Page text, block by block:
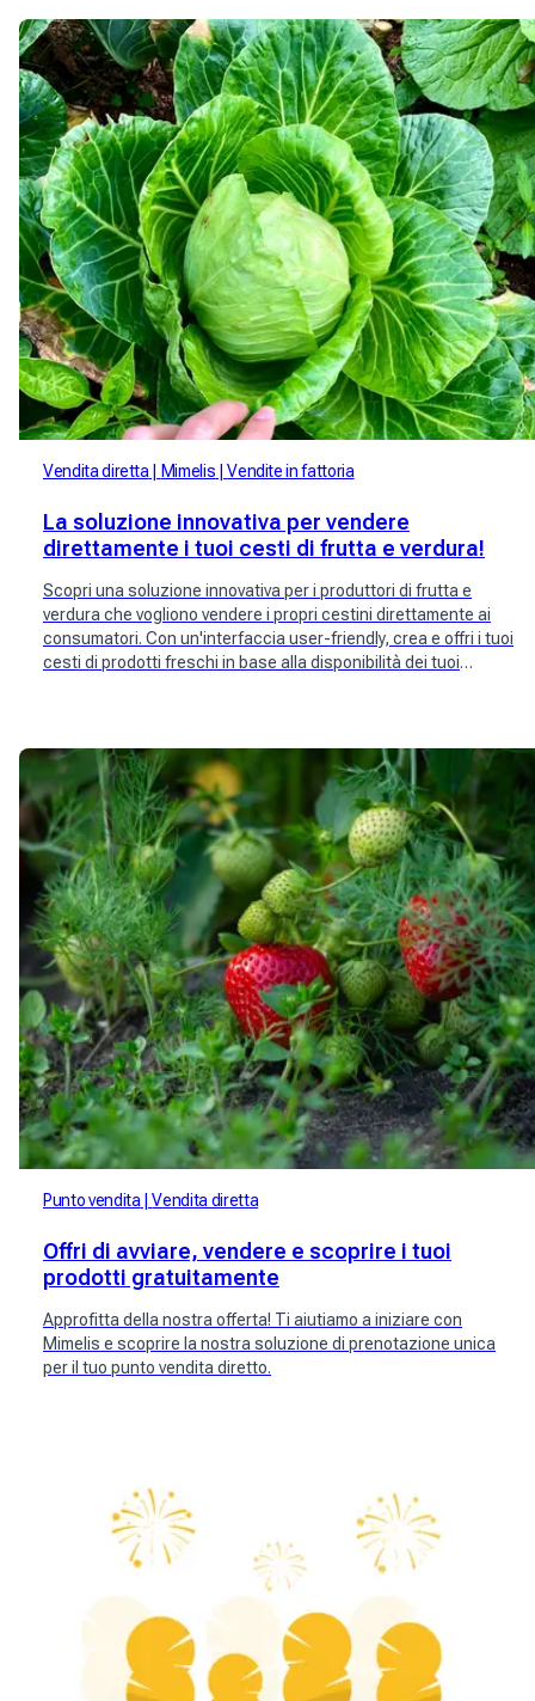
Vendita diretta Mimelis Vendite in fattoria
La soluzione innovativa per vendere
direttamente i tuoi cesti di frutta e verdura!
Scopri una soluzione innovativa per i produttori di frutta e
verdura che vogliono vendere i propri cestini direttamente ai
consumatori. Con un'interfaccia user-friendly, crea e offri i tuoi
cesti di prodotti freschi in base alla disponibilità dei tuoi
Punto vendita Vendita diretta
Offri di avviare, vendere e scoprire i tuoi
prodotti gratuitamente
Approfitta della nostra offerta! Ti aiutiamo a iniziare con
Mimelis e scoprire la nostra soluzione di prenotazione unica
per il tuo punto vendita diretto.